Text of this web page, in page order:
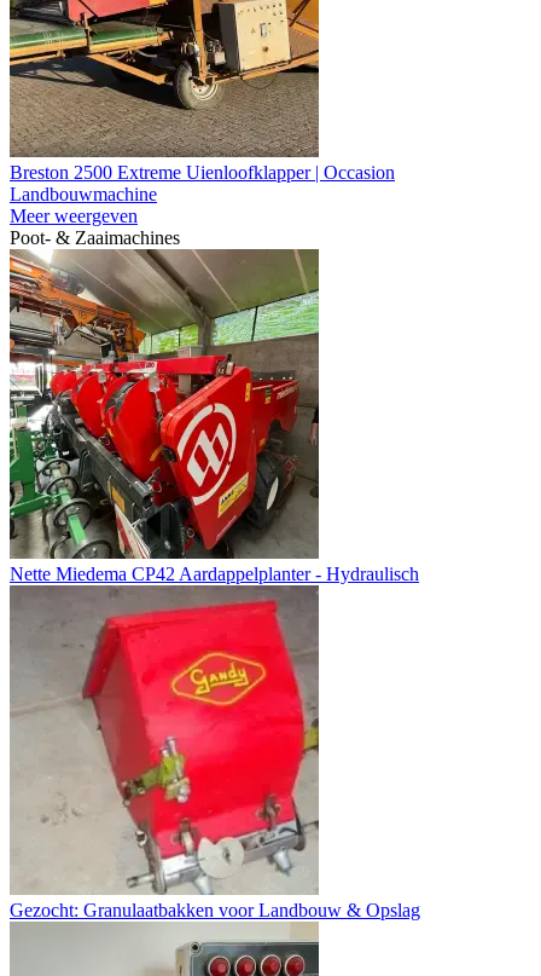
Breston 2500 Extreme Uienloofklapper | Occasion
Landbouwmachine
Meer weergeven
Poot- & Zaaimachines
Nette Miedema CP42 Aardappelplanter - Hydraulisch
Gezocht: Granulaatbakken voor Landbouw & Opslag